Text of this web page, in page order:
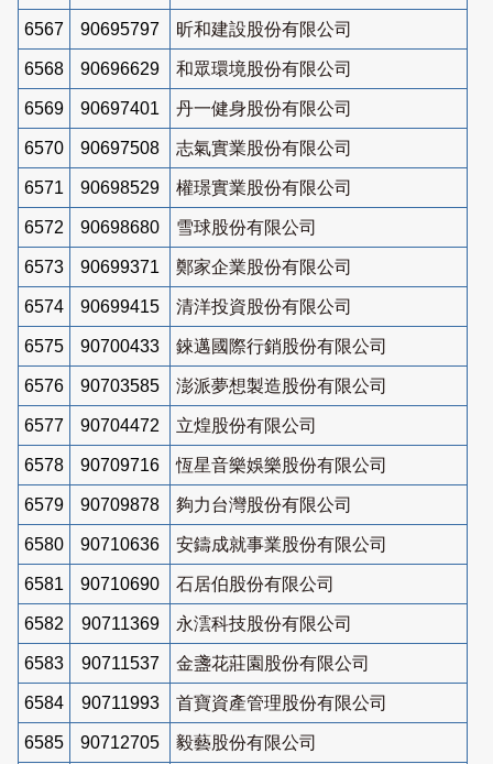
6567 90695797 昕和建設股份有限公司
6568 90696629 和眾環境股份有限公司
6569 90697401 丹一健身股份有限公司
6570 90697508 志氣實業股份有限公司
6571 90698529 權璟實業股份有限公司
6572 90698680 雪球股份有限公司
6573 90699371 鄭家企業股份有限公司
6574 90699415 清洋投資股份有限公司
6575 90700433 錸邁國際行銷股份有限公司
6576 90703585 澎派夢想製造股份有限公司
6577 90704472 立煌股份有限公司
6578 90709716 恆星音樂娛樂股份有限公司
6579 90709878 夠力台灣股份有限公司
6580 90710636 安鑄成就事業股份有限公司
6581 90710690 石居伯股份有限公司
6582 90711369 永澐科技股份有限公司
6583 90711537 金盞花莊園股份有限公司
6584 90711993 首寶資產管理股份有限公司
6585 90712705 毅藝股份有限公司